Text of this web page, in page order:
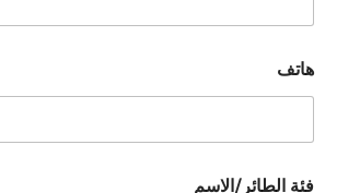
هاتف
فئة الطائر/الاسم